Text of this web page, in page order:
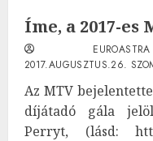
Íme, a 2017-
2017.AUGUSZTUS.26.
Az MTV
díjátadó gála
Perryt, (lásd: